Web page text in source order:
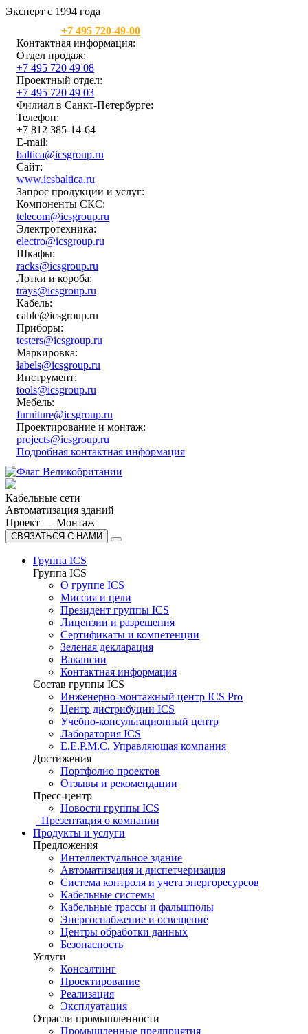
Эксперт с 1994 года
+7 495 720-49-00
Контактная информация:
Отдел продаж:
+7 495 720 49 08
Проектный отдел:
+7 495 720 49 03
Филиал в Санкт-Петербурге:
Телефон:
+7 812 385-14-64
E-mail:
baltica@icsgroup.ru
Сайт:
www.icsbaltica.ru
Запрос продукции и услуг:
Компоненты СКС:
telecom@icsgroup.ru
Электротехника:
electro@icsgroup.ru
Шкафы:
racks@icsgroup.ru
Лотки и короба:
trays@icsgroup.ru
Кабель:
cable@icsgroup.ru
Приборы:
testers@icsgroup.ru
Маркировка:
labels@icsgroup.ru
Инструмент:
tools@icsgroup.ru
Мебель:
furniture@icsgroup.ru
Проектирование и монтаж:
projects@icsgroup.ru
Подробная контактная информация
Кабельные сети
Автоматизация зданий
Проект — Монтаж
СВЯЗАТЬСЯ С НАМИ
Группа ICS
Группа ICS
О группе ICS
Миссия и цели
Президент группы ICS
Лицензии и разрешения
Сертификаты и компетенции
Зеленая декларация
Вакансии
Контактная информация
Состав группы ICS
Инженерно-монтажный центр ICS Pro
Центр дистрибуции ICS
Учебно-консультационный центр
Лаборатория ICS
E.E.P.M.C. Управляющая компания
Достижения
Портфолио проектов
Отзывы и рекомендации
Пресс-центр
Новости группы ICS
Презентация о компании
Продукты и услуги
Предложения
Интеллектуальное здание
Автоматизация и диспетчеризация
Система контроля и учета энергоресурсов
Кабельные системы
Кабельные трассы и фальшполы
Энергоснабжение и освещение
Центры обработки данных
Безопасность
Услуги
Консалтинг
Проектирование
Реализация
Эксплуатация
Отрасли промышленности
Промышленные предприятия